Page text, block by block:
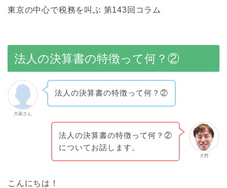
東京の中心で税務を叫ぶ 第143回コラム
法人の決算書の特徴って何？②
大家さん
法人の決算書の特徴って何？②
大野
法人の決算書の特徴って何？②
についてお話します。
こんにちは！